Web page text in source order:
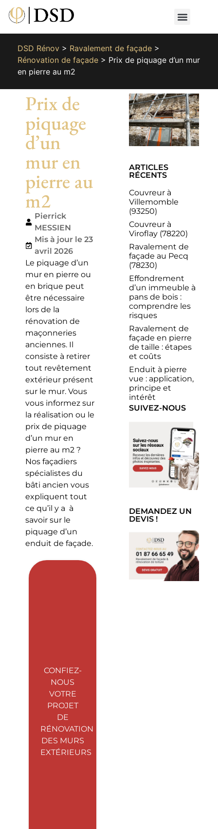
DSD Rénov> Ravalement de façade>
Rénovation de façade> Prix de piquage d’un mur
en pierre au m2
Prix de
piquage
d’un
mur en
pierre au
m2
Pierrick
MESSIEN
Mis à jour le 23
avril 2026
Le piquage d’un
mur en pierre ou
en brique peut
être nécessaire
lors de la
rénovation de
maçonneries
anciennes. Il
consiste à retirer
tout revêtement
extérieur présent
sur le mur. Vous
vous informez sur
la réalisation ou le
prix de piquage
d’un mur en
pierre au m2 ?
Nos façadiers
spécialistes du
bâti ancien vous
expliquent tout
ce qu’il y a à
savoir sur le
piquage d’un
enduit de façade.
CONFIEZ-
NOUS
VOTRE
PROJET
DE
RÉNOVATION
DES MURS
EXTÉRIEURS
ARTICLES
RÉCENTS
Couvreur à
Villemomble
(93250)
Couvreur à
Viroflay (78220)
Ravalement de
façade au Pecq
(78230)
Effondrement
d’un immeuble à
pans de bois :
comprendre les
risques
Ravalement de
façade en pierre
de taille : étapes
et coûts
Enduit à pierre
vue : application,
principe et
intérêt
SUIVEZ-NOUS
DEMANDEZ UN
DEVIS !